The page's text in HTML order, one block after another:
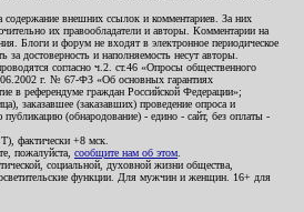
содержание внешних ссылок и комментариев. За них
их правообладатели и авторы. Комментарии на
Блоги и форум не входят в электронное периодическое
за достоверность и наполняемость несут авторы.
согласно ч.2. ст.46 «Опросы общественного
г. № 67-ФЗ «Об основных гарантиях
в референдуме граждан Российской Федерации»;
заказавшее (заказавших) проведение опроса и
(обнародование) - едино - сайт, без оплаты -
фактически +8 мск.
пожалуйста, сообщите нам об этом
социальной, духовной жизни общества,
функции. Для мужчин и женщин. 16+ для